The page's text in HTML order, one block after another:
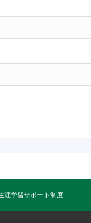
涯学習サポート制度